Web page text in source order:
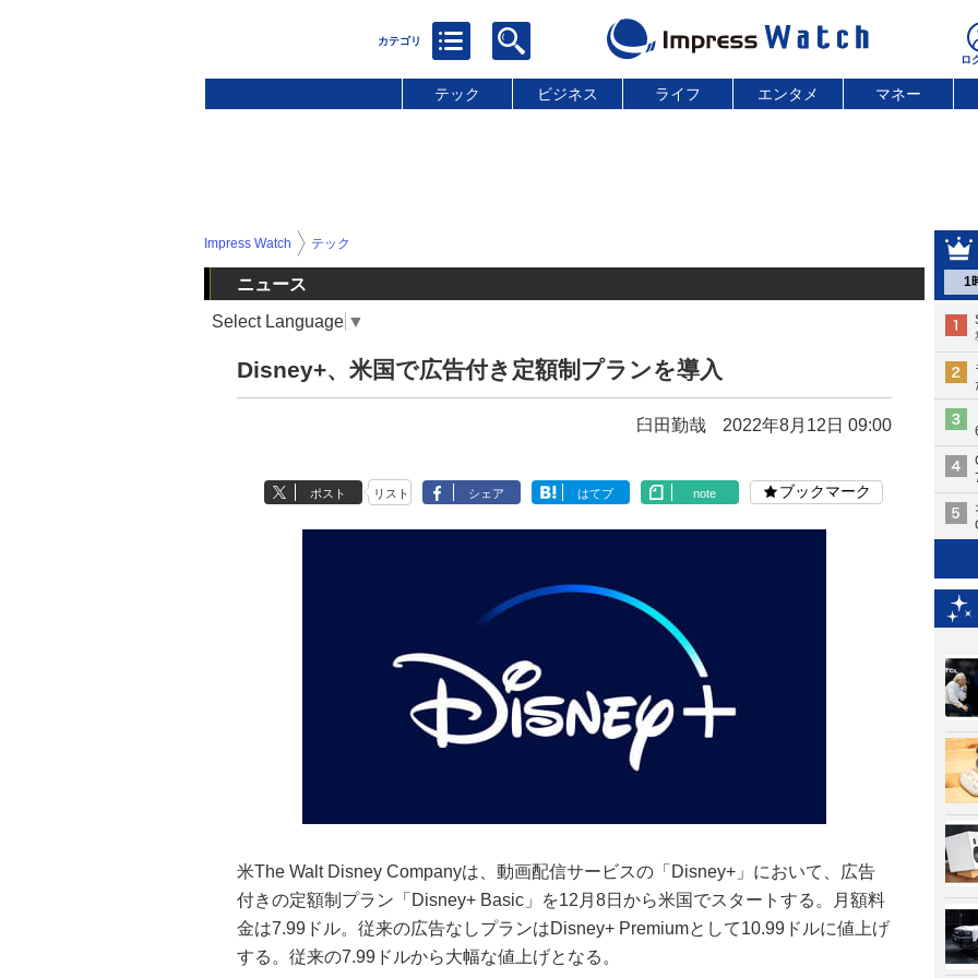
テック ビジネス ライフ エンタメ マネー
1
Impress Watch テック
ニュース
Select Language ▼
Disney+、米国で広告付き定額制プランを導入
臼田勤哉 2022年8月12日 09:00
ポスト リスト シェア はてブ note ブックマーク
米The Walt Disney Companyは、動画配信サービスの「Disney+」において、広告
付きの定額制プラン「Disney+ Basic」を12月8日から米国でスタートする。月額料
金は7.99ドル。従来の広告なしプランはDisney+ Premiumとして10.99ドルに値上げ
する。従来の7.99ドルから大幅な値上げとなる。